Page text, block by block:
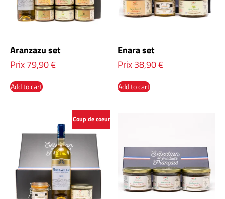
Aranzazu set
Prix79,90€
Add to cart
Enara set
Prix38,90€
Add to cart
Coup de coeur